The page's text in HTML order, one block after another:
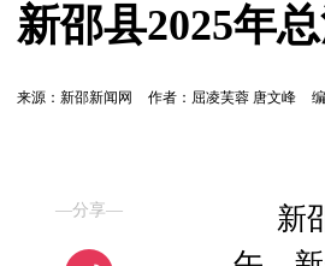
新邵县2025年
来源：新邵新闻网 作者：屈凌芙蓉 唐文峰
—分享—
新